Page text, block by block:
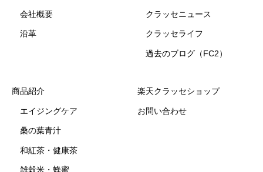
会社概要
沿革
クラッセニュース
クラッセライフ
過去のブログ（FC2）
商品紹介
エイジングケア
桑の葉青汁
和紅茶・健康茶
雑穀米・蜂蜜
楽天クラッセショップ
お問い合わせ